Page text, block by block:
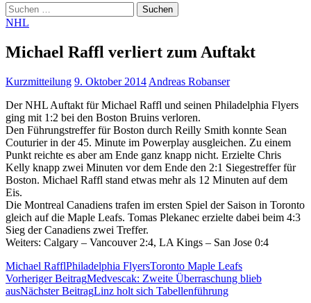
Suchen
nach:
NHL
Michael Raffl verliert zum Auftakt
Kurzmitteilung 9. Oktober 2014 Andreas Robanser
Der NHL Auftakt für Michael Raffl und seinen Philadelphia Flyers
ging mit 1:2 bei den Boston Bruins verloren.
Den Führungstreffer für Boston durch Reilly Smith konnte Sean
Couturier in der 45. Minute im Powerplay ausgleichen. Zu einem
Punkt reichte es aber am Ende ganz knapp nicht. Erzielte Chris
Kelly knapp zwei Minuten vor dem Ende den 2:1 Siegestreffer für
Boston. Michael Raffl stand etwas mehr als 12 Minuten auf dem
Eis.
Die Montreal Canadiens trafen im ersten Spiel der Saison in Toronto
gleich auf die Maple Leafs. Tomas Plekanec erzielte dabei beim 4:3
Sieg der Canadiens zwei Treffer.
Weiters: Calgary – Vancouver 2:4, LA Kings – San Jose 0:4
Michael RafflPhiladelphia FlyersToronto Maple Leafs
Beitragsnavigation
Vorheriger BeitragMedvescak: Zweite Überraschung blieb
ausNächster BeitragLinz holt sich Tabellenführung